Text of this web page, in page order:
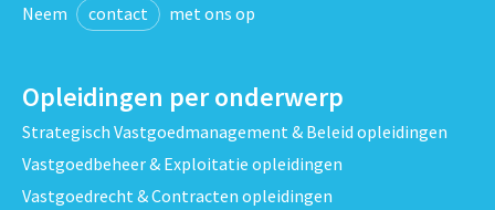
Neem contact met ons op
Opleidingen per onderwerp
Strategisch Vastgoedmanagement & Beleid opleidingen
Vastgoedbeheer & Exploitatie opleidingen
Vastgoedrecht & Contracten opleidingen